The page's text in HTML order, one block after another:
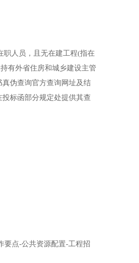
职人员，且无在建工程(指在
有外省住房和城乡建设主管
伪查询官方查询网址及结
标函部分规定处提供其查
要点-公共资源配置-工程招